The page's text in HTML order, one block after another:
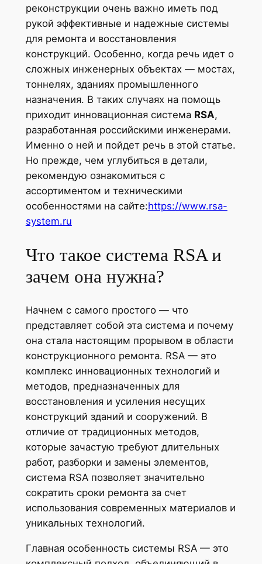
реконструкции очень важно иметь под
рукой эффективные и надежные системы
для ремонта и восстановления
конструкций. Особенно, когда речь идет о
сложных инженерных объектах — мостах,
тоннелях, зданиях промышленного
назначения. В таких случаях на помощь
приходит инновационная система RSA,
разработанная российскими инженерами.
Именно о ней и пойдет речь в этой статье.
Но прежде, чем углубиться в детали,
рекомендую ознакомиться с
ассортиментом и техническими
особенностями на сайте:https://www.rsa-
system.ru
Что такое система RSA и
зачем она нужна?
Начнем с самого простого — что
представляет собой эта система и почему
она стала настоящим прорывом в области
конструкционного ремонта. RSA — это
комплекс инновационных технологий и
методов, предназначенных для
восстановления и усиления несущих
конструкций зданий и сооружений. В
отличие от традиционных методов,
которые зачастую требуют длительных
работ, разборки и замены элементов,
система RSA позволяет значительно
сократить сроки ремонта за счет
использования современных материалов и
уникальных технологий.
Главная особенность системы RSA — это